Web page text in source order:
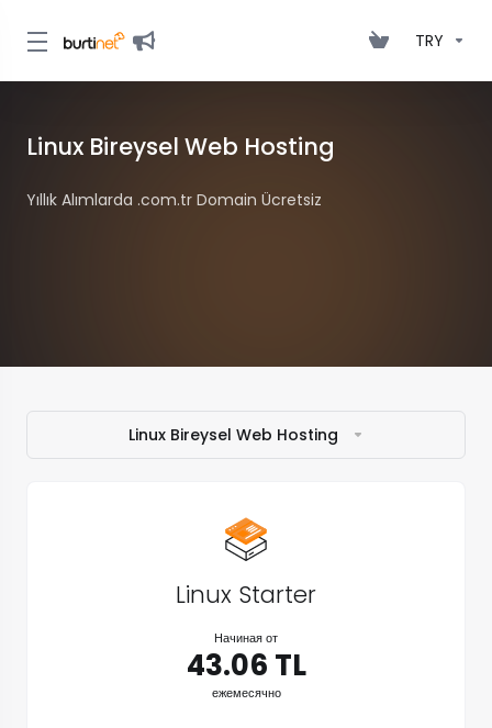
TRY
Linux Bireysel Web Hosting
Yıllık Alımlarda .com.tr Domain Ücretsiz
Linux Bireysel Web Hosting
Linux Starter
Начиная от
43.06 TL
ежемесячно